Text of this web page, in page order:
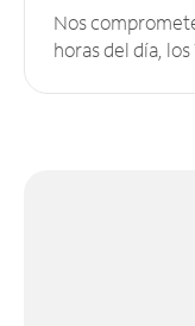
Nos
horas del día, los